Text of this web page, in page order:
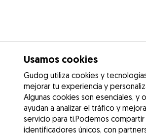
Usamos cookies
Gudog utiliza cookies y
mejorar tu experiencia y
Algunas cookies son esenciales, y
ayudan a analizar el tráfico y
servicio para ti.Podemos
identificadores únicos, con